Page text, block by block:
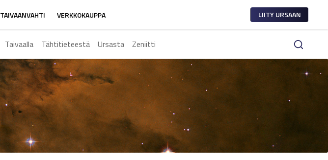
LIITY URSAAN
TAIVAANVAHTI VERKKOKAUPPA
Taivaalla Tähtitieteestä Ursasta Zeniitti